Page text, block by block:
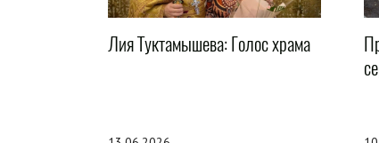
Лия Туктамышева: Голос храма